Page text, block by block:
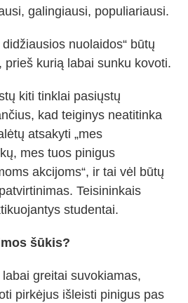
galingiausi, populiariausi.
nuolaidos“ būtų
prieš kurią labai sunku kovoti.
kiti tinklai pasiųstų
kad teiginys neatitinka
atsakyti „mes
mes tuos pinigus
akcijoms“, ir tai vėl būtų
Teisininkais
studentai.
šūkis?
greitai suvokiamas,
pirkėjus išleisti pinigus pas